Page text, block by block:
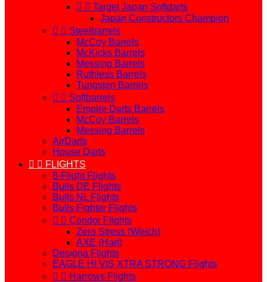
  Target Japan Softdarts
Japan Constructors Champion
  Steelbarrels
McCoy Barrels
McKicks Barrels
Messing Barrels
Ruthless Barrels
Tungsten Barrels
  Softbarrels
Empire Darts Barrels
McCoy Barrels
Messing Barrels
AirDarts
House Darts
  FLIGHTS
8-Flight Flights
Bulls DE Flights
Bulls NL Flights
Bulls Fighter Flights
  Condor Flights
Zero Stress (Weich)
AXE (Hart)
Designa Flights
EAGLE HI VIS XTRA STRONG Flights
  Harrows Flights